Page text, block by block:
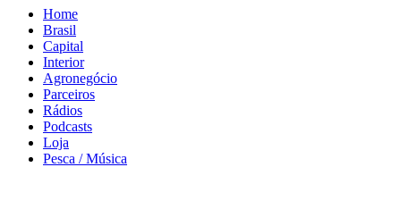
Home
Brasil
Capital
Interior
Agronegócio
Parceiros
Rádios
Podcasts
Loja
Pesca / Música